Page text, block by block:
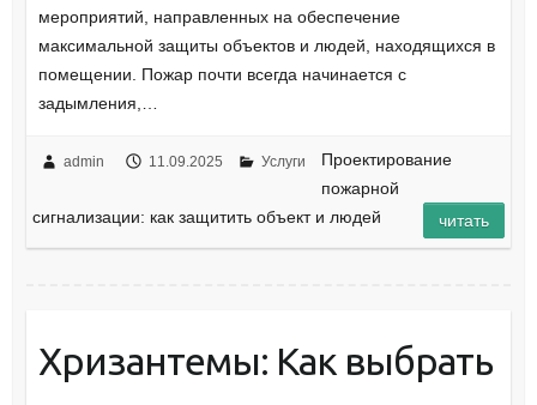
мероприятий, направленных на обеспечение
максимальной защиты объектов и людей, находящихся в
помещении. Пожар почти всегда начинается с
задымления,…
admin 11.09.2025 Услуги
Проектирование
пожарной
сигнализации: как защитить объект и людей
читать
Хризантемы: Как выбрать